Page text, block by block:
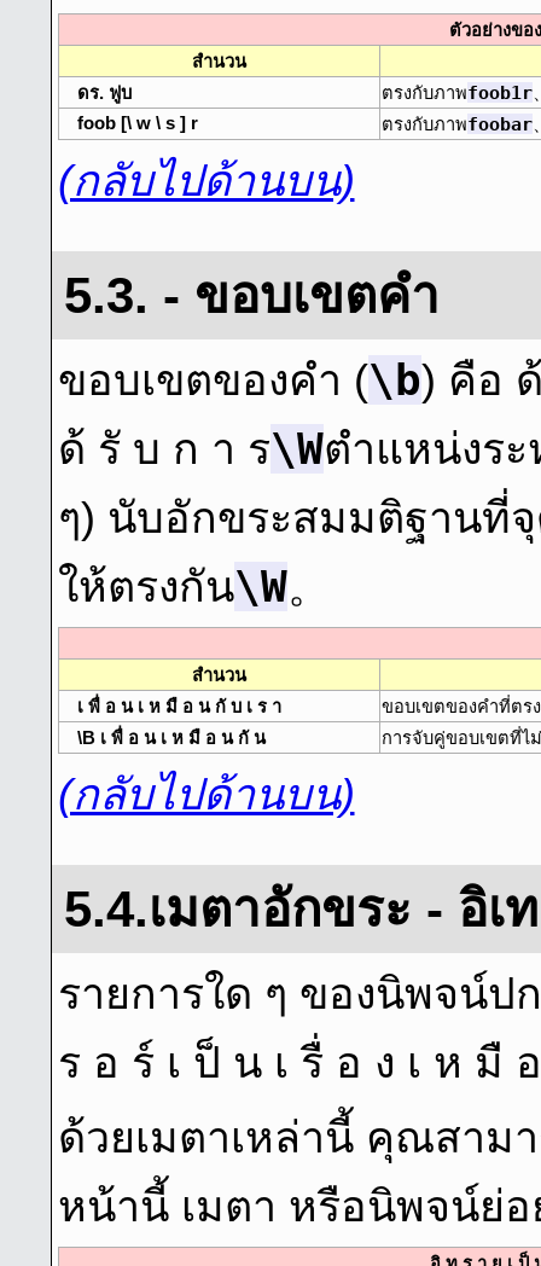
ตัวอย่างขอ
สํานวน
ดร. ฟูบ
ตรงกับภาพfoob1r
foob [\ w \ s ] r
ตรงกับภาพfoobar
(กลับไปด้านบน)
5.3. - ขอบเขตคํา
ขอบเขตของคํา (\b) คือ
ด้ รั บ ก า ร\Wตําแหน่งระ
ๆ) นับอักขระสมมติฐานที่
ให้ตรงกัน\W。
สํานวน
เ พื่ อ น เ ห มื อ น กั บ เ ร า
ขอบเขตของคําที่ตร
\B เ พื่ อ น เ ห มื อ น กั น
การจับคู่ขอบเขตที่ไ
(กลับไปด้านบน)
5.4.เมตาอักขระ - อิเ
รายการใด ๆ ของนิพจน์
ร อ ร์ เ ป็ น เ รื่ อ ง เ ห มื
ด้วยเมตาเหล่านี้ คุณสาม
หน้านี้ เมตา หรือนิพจน์ย่